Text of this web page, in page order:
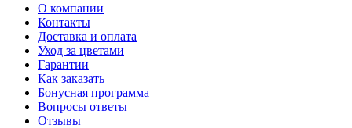
О компании
Контакты
Доставка и оплата
Уход за цветами
Гарантии
Как заказать
Бонусная программа
Вопросы ответы
Отзывы